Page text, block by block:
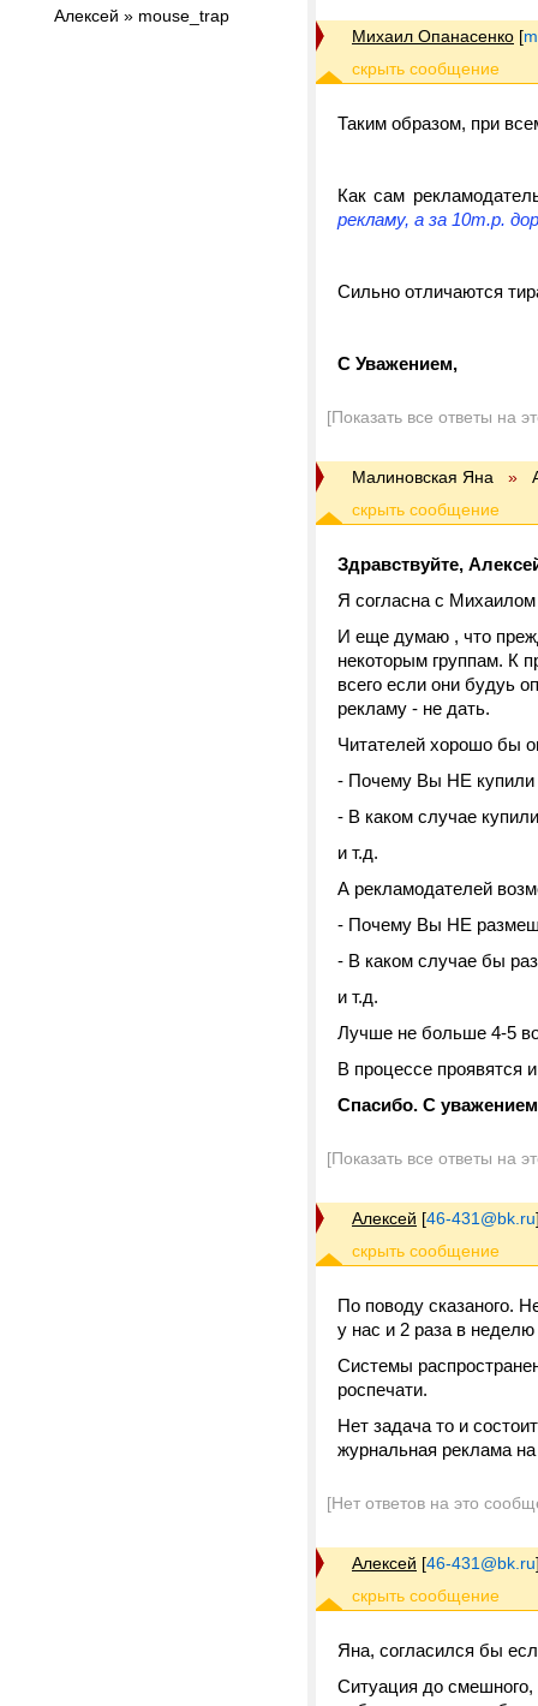
Алексей » mouse_trap
Михаил Опанасенко [
Таким образом, при
Как сам
рекламу, а за 10т.р.
Сильно отличаются
С Уважением,
[Показать все ответы на
Малиновская Яна »
Здравствуйте,
Я согласна с
И еще думаю , что
некоторым группам. К
всего если они будуь
рекламу - не дать.
Читателей хорошо бы
- Почему Вы НЕ
- В каком случае
и т.д.
А рекламодателей
- Почему Вы НЕ
- В каком случае бы
и т.д.
Лучше не больше 4-5
В процессе проявятся
Спасибо. С
[Показать все ответы на
Алексей [46-431@bk.ru
По поводу сказаного.
у нас и 2 раза в неделю
Системы
роспечати.
Нет задача то и
журнальная реклама
[Нет ответов на это
Алексей [46-431@bk.ru
Яна, согласился бы
Ситуация до смешного,